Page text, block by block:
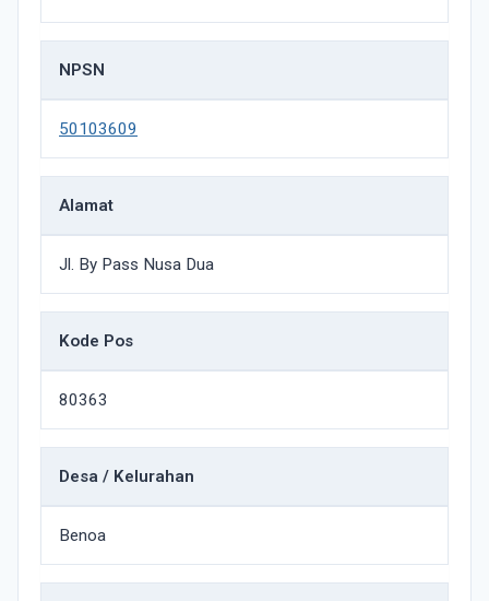
NPSN
50103609
Alamat
Jl. By Pass Nusa Dua
Kode Pos
80363
Desa / Kelurahan
Benoa